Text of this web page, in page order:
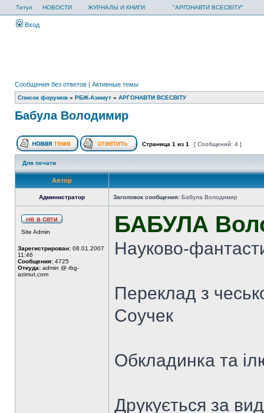
Титул НОВОСТИ ЖУРНАЛЫ И КНИГИ "АРГОНАВТИ ВСЕСВІТУ"
Вход
Сообщения без ответов | Активные темы
Список форумов » РБЖ-Азимут » АРГОНАВТИ ВСЕСВIТУ
Бабула Володимир
Страница 1 из 1 [ Сообщений: 4 ]
Для печати
Автор
Администратор Заголовок сообщения: Бабула Володимир
Site Admin
Зарегистрирован: 08.01.2007
11:46
Сообщения: 4725
Откуда: admin @ rbg-
azimut.com
БАБУЛА
Науково-
Переклад з
Соучек
Обкладинка та
Друкується за